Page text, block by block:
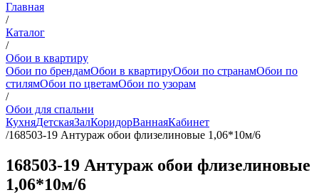
Главная
/
Каталог
/
Обои в квартиру
Обои по брендамОбои в квартируОбои по странамОбои по
стилямОбои по цветамОбои по узорам
/
Обои для спальни
КухняДетскаяЗалКоридорВаннаяКабинет
/168503-19 Антураж обои флизелиновые 1,06*10м/6
168503-19 Антураж обои флизелиновые
1,06*10м/6